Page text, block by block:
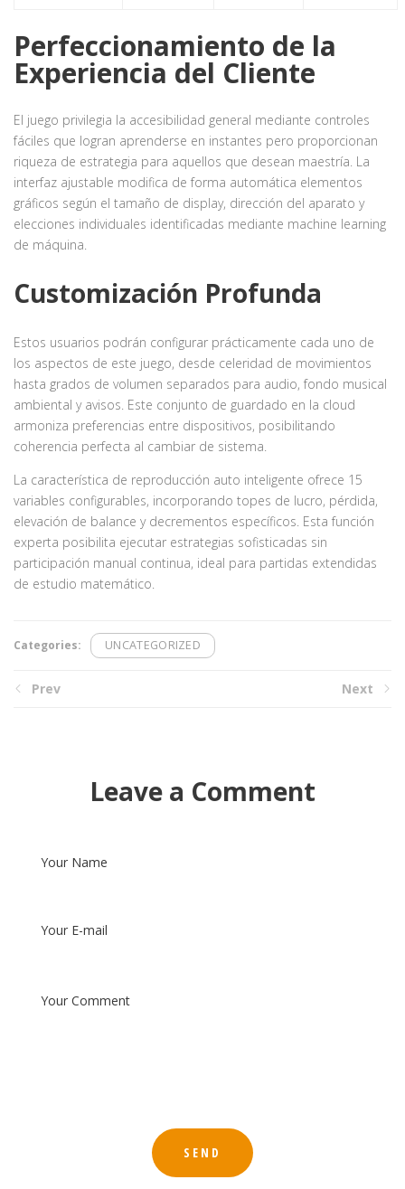
Perfeccionamiento de la
Experiencia del Cliente
El juego privilegia la accesibilidad general mediante controles
fáciles que logran aprenderse en instantes pero proporcionan
riqueza de estrategia para aquellos que desean maestría. La
interfaz ajustable modifica de forma automática elementos
gráficos según el tamaño de display, dirección del aparato y
elecciones individuales identificadas mediante machine learning
de máquina.
Customización Profunda
Estos usuarios podrán configurar prácticamente cada uno de
los aspectos de este juego, desde celeridad de movimientos
hasta grados de volumen separados para audio, fondo musical
ambiental y avisos. Este conjunto de guardado en la cloud
armoniza preferencias entre dispositivos, posibilitando
coherencia perfecta al cambiar de sistema.
La característica de reproducción auto inteligente ofrece 15
variables configurables, incorporando topes de lucro, pérdida,
elevación de balance y decrementos específicos. Esta función
experta posibilita ejecutar estrategias sofisticadas sin
participación manual continua, ideal para partidas extendidas
de estudio matemático.
Categories: UNCATEGORIZED
Prev Next
Leave a Comment